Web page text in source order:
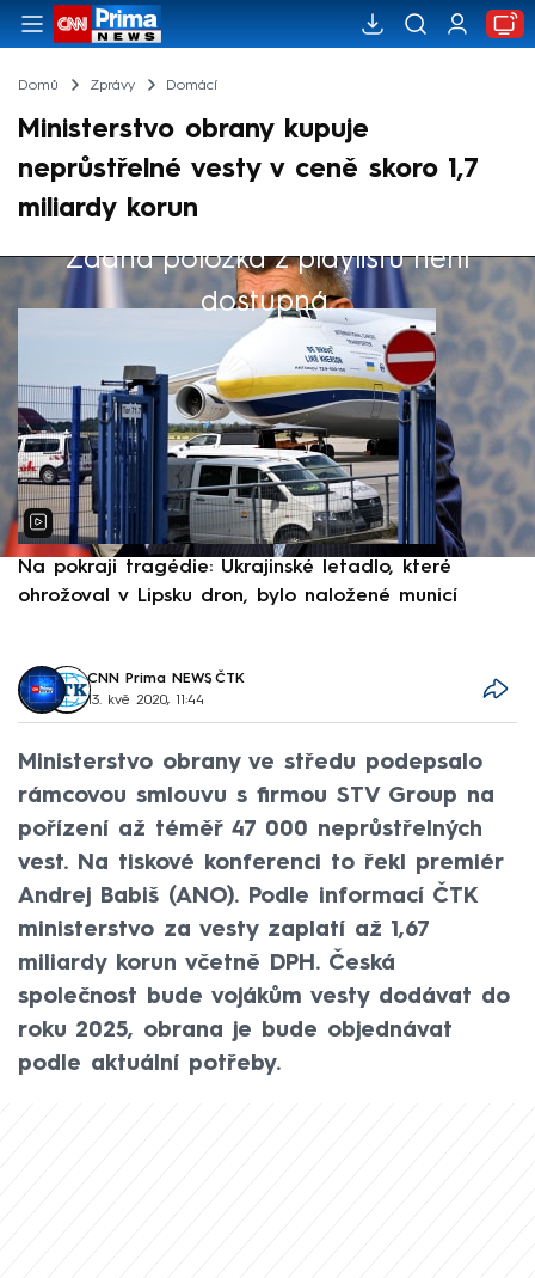
Domů Zprávy Domácí
Ministerstvo obrany kupuje
neprůstřelné vesty v ceně skoro 1,7
miliardy korun
Žádná položka z playlistu není
dostupná.
Výběr redakce
Na pokraji tragédie: Ukrajinské letadlo, které
ohrožoval v Lipsku dron, bylo naložené municí
CNN Prima NEWS, ČTK
13. kvě 2020, 11:44
Ministerstvo obrany ve středu podepsalo
rámcovou smlouvu s firmou STV Group na
pořízení až téměř 47 000 neprůstřelných
vest. Na tiskové konferenci to řekl premiér
Andrej Babiš (ANO). Podle informací ČTK
ministerstvo za vesty zaplatí až 1,67
miliardy korun včetně DPH. Česká
společnost bude vojákům vesty dodávat do
roku 2025, obrana je bude objednávat
podle aktuální potřeby.